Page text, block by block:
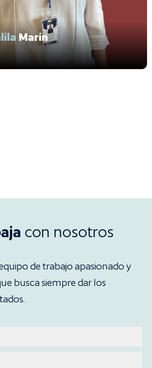
Marín
con nosotros
de trabajo apasionado y
busca siempre dar los